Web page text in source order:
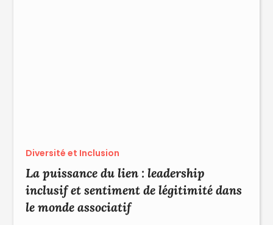
Diversité et Inclusion
La puissance du lien : leadership
inclusif et sentiment de légitimité dans
le monde associatif